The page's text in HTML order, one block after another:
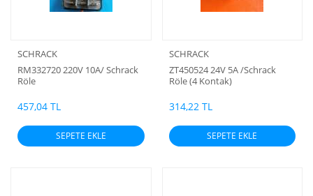
SCHRACK
RM332720 220V 10A/ Schrack
Röle
457,04 TL
SEPETE EKLE
SCHRACK
ZT450524 24V 5A /Schrack
Röle (4 Kontak)
314,22 TL
SEPETE EKLE